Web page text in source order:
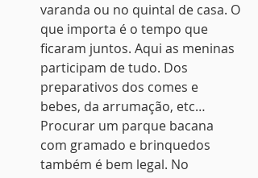
varanda ou no quintal de casa. O
que importa é o tempo que
ficaram juntos. Aqui as meninas
participam de tudo. Dos
preparativos dos comes e
bebes, da arrumação, etc…
Procurar um parque bacana
com gramado e brinquedos
também é bem legal. No